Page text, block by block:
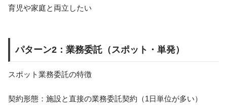
育児や家庭と両立したい
パターン2：業務委託（スポット・単発）
スポット業務委託の特徴
契約形態：施設と直接の業務委託契約（1日単位が多い）